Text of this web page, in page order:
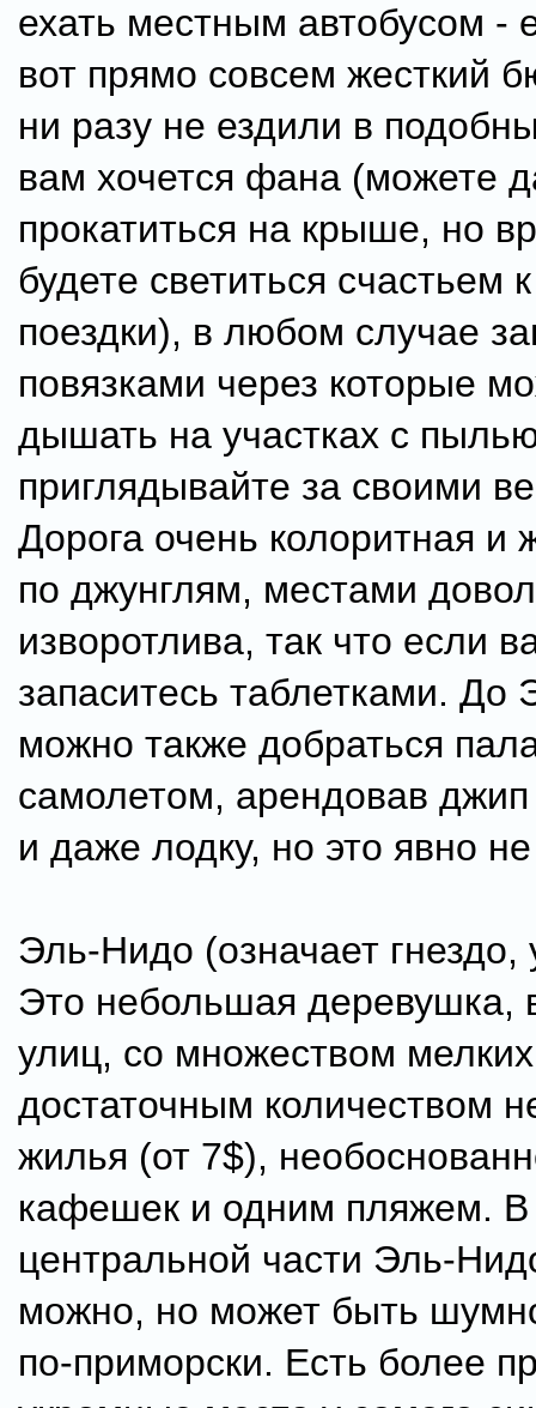
ехать местным автобусом -
вот прямо совсем жесткий
ни разу не ездили в
вам хочется фана (можете
прокатиться на крыше, но
будете светиться счастьем
поездки), в любом случае
повязками через которые
дышать на участках с
приглядывайте за своими
Дорога очень колоритная и
по джунглям, местами
изворотлива, так что если
запаситесь таблетками. До
можно также добраться
самолетом, арендовав
и даже лодку, но это явно
Эль-Нидо (означает гнездо,
Это небольшая деревушка,
улиц, со множеством
достаточным количеством
жилья (от 7$),
кафешек и одним пляжем. В
центральной части Эль-
можно, но может быть
по-приморски. Есть более